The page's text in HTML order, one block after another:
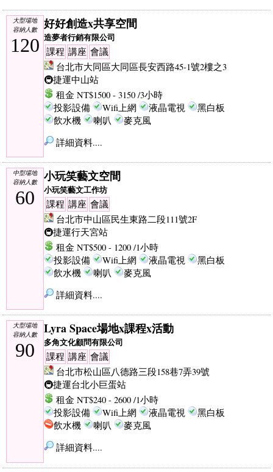
大型場地
容納人數
120
好好創造x共享空間
造夢者行銷有限公司
課程 講座 會議
台北市大同區大同區長安西路45-1號2樓之3
🚇捷運中山站
租金 NT$1500 - 3150 /3小時
投影設備
Wifi上網 液晶電視
黑白板
飲水機
喇叭
麥克風
詳細資料....
中型場地
容納人數
60
小玩笑藝文空間
小玩笑藝文工作坊
課程 講座 會議
台北市中山區民生東路二段111號2F
🚇捷運行天宮站
租金 NT$500 - 1200 /1小時
投影設備
Wifi上網 液晶電視
黑白板
飲水機
喇叭
麥克風
詳細資料....
大型場地
容納人數
90
Lyra Space場地x課程x活動
多角文化顧問有限公司
課程 講座 會議
台北市松山區八德路三段158巷7弄39號
🚇捷運台北小巨蛋站
租金 NT$240 - 2600 /1小時
投影設備
Wifi上網 液晶電視
黑白板
飲水機
喇叭
麥克風
詳細資料....